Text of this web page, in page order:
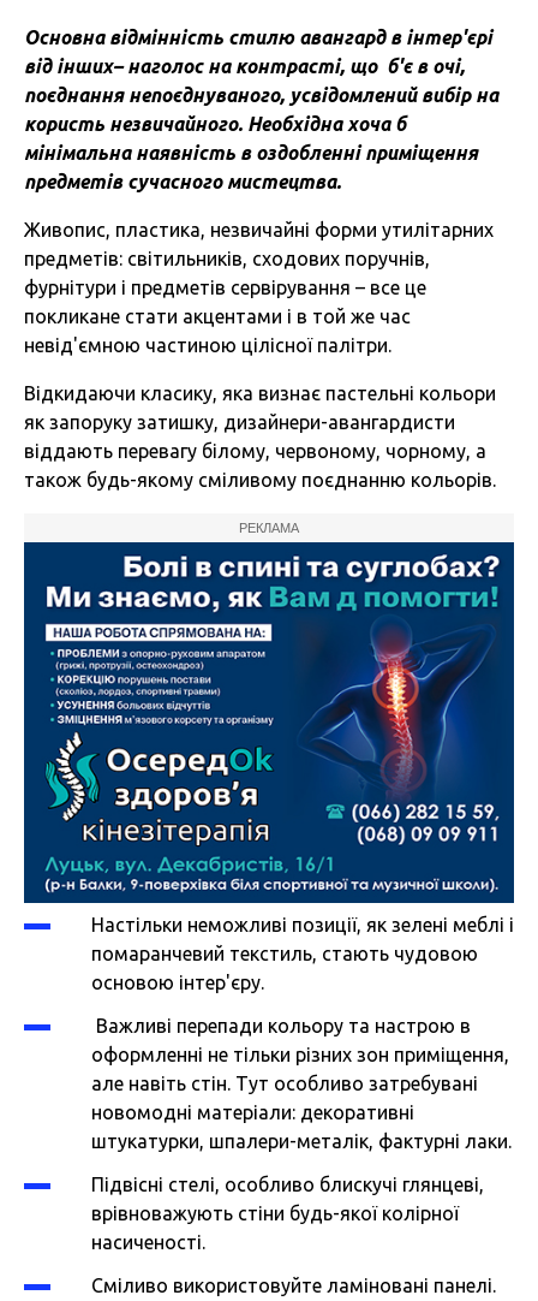
Основна відмінність стилю авангард в інтер'єрі
від інших– наголос на контрасті, що б'є в очі,
поєднання непоєднуваного, усвідомлений вибір на
користь незвичайного. Необхідна хоча б
мінімальна наявність в оздобленні приміщення
предметів сучасного мистецтва.
Живопис, пластика, незвичайні форми утилітарних
предметів: світильників, сходових поручнів,
фурнітури і предметів сервірування – все це
покликане стати акцентами і в той же час
невід'ємною частиною цілісної палітри.
Відкидаючи класику, яка визнає пастельні кольори
як запоруку затишку, дизайнери-авангардисти
віддають перевагу білому, червоному, чорному, а
також будь-якому сміливому поєднанню кольорів.
РЕКЛАМА
Настільки неможливі позиції, як зелені меблі і
помаранчевий текстиль, стають чудовою
основою інтер'єру.
Важливі перепади кольору та настрою в
оформленні не тільки різних зон приміщення,
але навіть стін. Тут особливо затребувані
новомодні матеріали: декоративні
штукатурки, шпалери-металік, фактурні лаки.
Підвісні стелі, особливо блискучі глянцеві,
врівноважують стіни будь-якої колірної
насиченості.
Сміливо використовуйте ламіновані панелі.